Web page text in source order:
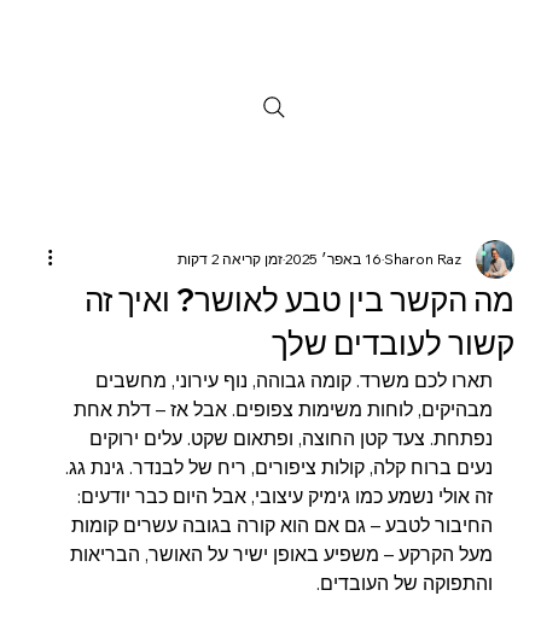
מה הקשר בין טבע לאושר? ואיך זה
קשור לעובדים שלך
Sharon Raz16 באפר׳ 2025 זמן קריאה 2 דקות
תארו לכם משרד. קומה גבוהה, נוף עירוני, מחשבים
מבהיקים, לוחות משימות צפופים. אבל אז – דלת אחת
נפתחת. צעד קטן החוצה, ופתאום שקט. עלים ירוקים
נעים ברוח קלה, קולות ציפורים, ריח של לבנדר. גינת גג.
זה אולי נשמע כמו גימיק עיצובי, אבל היום כבר יודעים:
החיבור לטבע – גם אם הוא קורה בגובה עשרים קומות
מעל הקרקע – משפיע באופן ישיר על האושר, הבריאות
והתפוקה של העובדים.